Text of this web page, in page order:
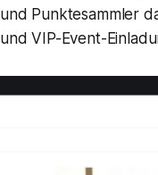
und Punktesammler
und VIP-Event-